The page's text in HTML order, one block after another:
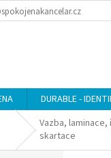
DURABLE -
Vazba, laminace,
skartace